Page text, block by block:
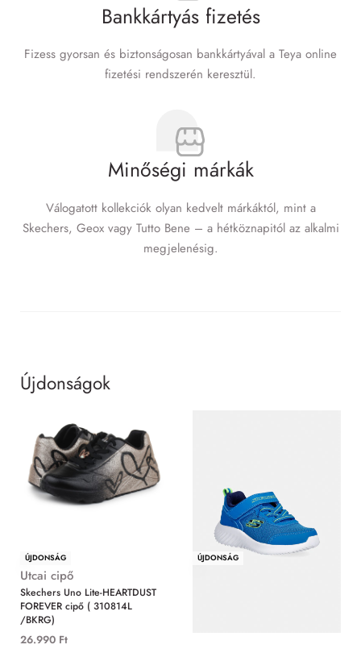
Bankkártyás fizetés
Fizess gyorsan és biztonságosan bankkártyával a Teya online
fizetési rendszerén keresztül.
Minőségi márkák
Válogatott kollekciók olyan kedvelt márkáktól, mint a
Skechers, Geox vagy Tutto Bene – a hétköznapitól az alkalmi
megjelenésig.
Újdonságok
ÚJDONSÁG
Utcai cipő
Skechers Uno Lite-HEARTDUST
FOREVER cipő ( 310814L
/BKRG)
26.990 Ft
ÚJDONSÁG